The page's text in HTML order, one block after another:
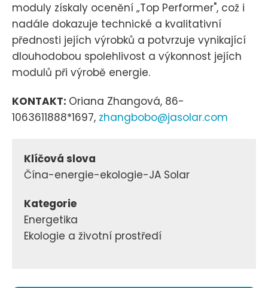
moduly získaly ocenění „Top Performer", což i
nadále dokazuje technické a kvalitativní
přednosti jejích výrobků a potvrzuje vynikající
dlouhodobou spolehlivost a výkonnost jejích
modulů při výrobě energie.
KONTAKT: Oriana Zhangová, 86-
1063611888*1697, zhangbobo@jasolar.com
Klíčová slova
Čína-energie-ekologie-JA Solar
Kategorie
Energetika
Ekologie a životní prostředí